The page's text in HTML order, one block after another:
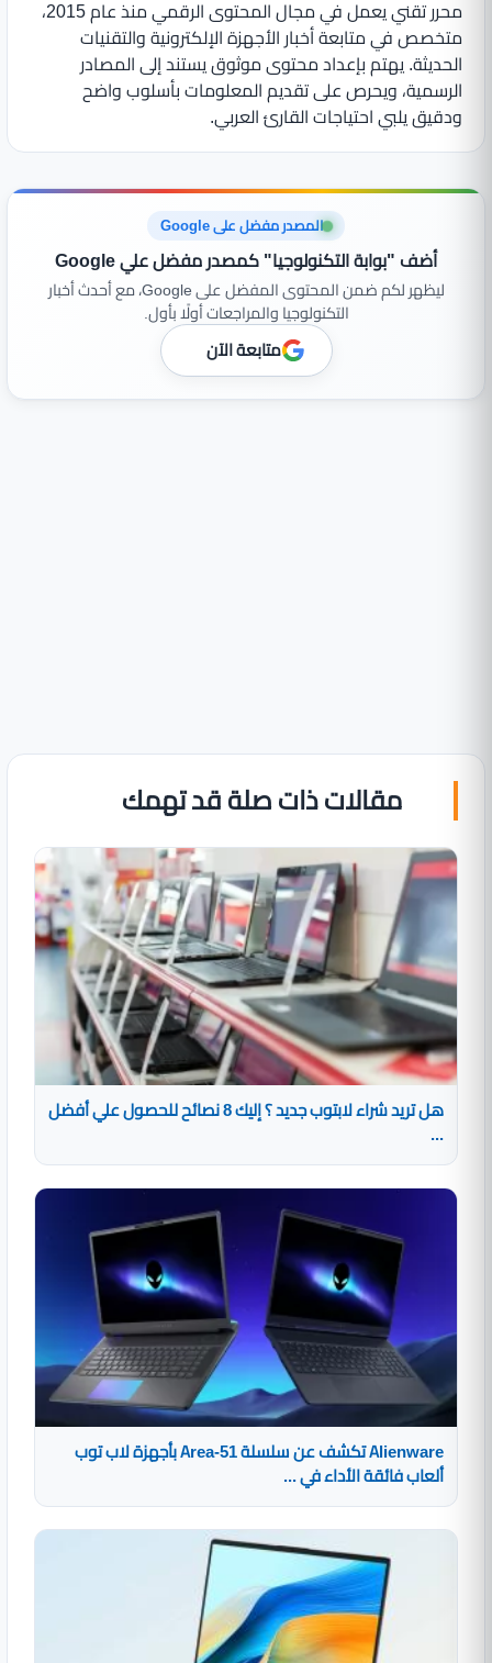
محرر تقني يعمل في مجال المحتوى الرقمي منذ عام 2015،
متخصص في متابعة أخبار الأجهزة الإلكترونية والتقنيات
الحديثة. يهتم بإعداد محتوى موثوق يستند إلى المصادر
الرسمية، ويحرص على تقديم المعلومات بأسلوب واضح
ودقيق يلبي احتياجات القارئ العربي.
المصدر مفضل على Google
أضف "بوابة التكنولوجيا" كمصدر مفضل علي Google
ليظهر لكم ضمن المحتوى المفضل على Google، مع أحدث أخبار
التكنولوجيا والمراجعات أولًا بأول.
متابعة الآن
مقالات ذات صلة قد تهمك
هل تريد شراء لابتوب جديد ؟ إليك 8 نصائح للحصول علي أفضل
...
Alienware تكشف عن سلسلة Area-51 بأجهزة لاب توب
ألعاب فائقة الأداء في ...